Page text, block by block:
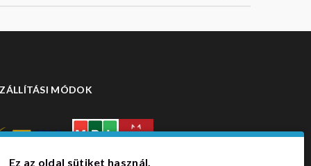
MÓDOK
Ez az oldal sütiket használ.